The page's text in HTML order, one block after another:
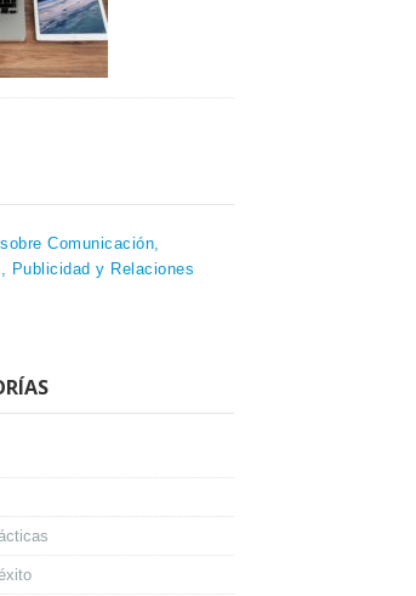
Comunicación,
Publicidad y Relaciones